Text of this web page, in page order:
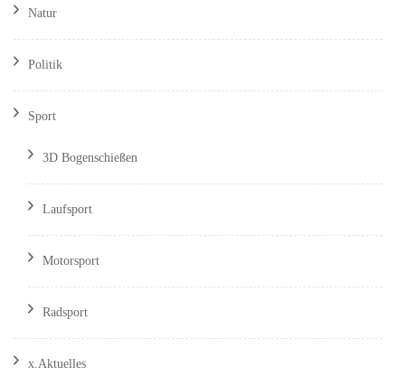
Natur
Politik
Sport
3D Bogenschießen
Laufsport
Motorsport
Radsport
x.Aktuelles